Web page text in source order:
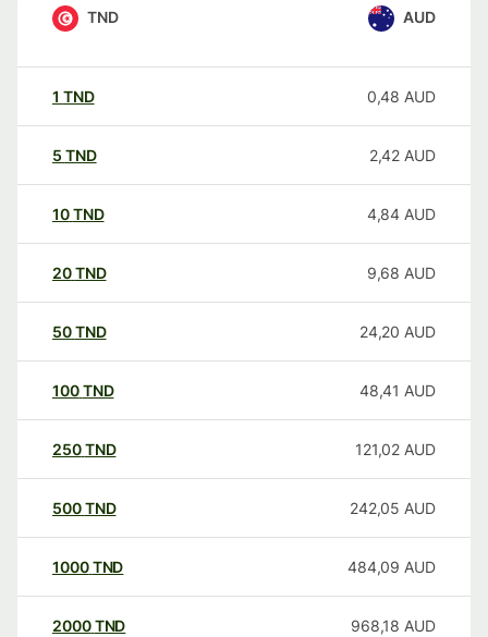
TND AUD
1 TND 0,48 AUD
5 TND 2,42 AUD
10TND 4,84 AUD
20TND 9,68 AUD
50TND 24,20 AUD
100TND 48,41 AUD
250TND 121,02 AUD
500TND 242,05 AUD
1000TND 484,09 AUD
2000TND 968,18 AUD